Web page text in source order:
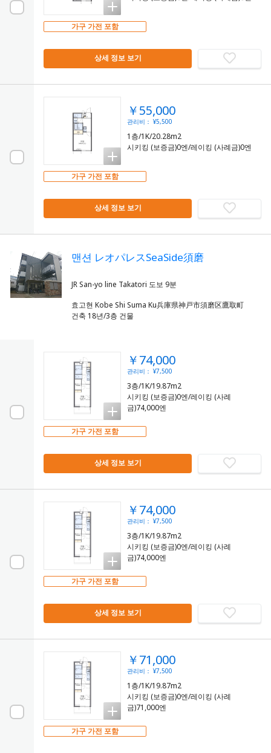
가구 가전 포함
상세 정보 보기
￥55,000
관리비： ¥5,500
1층/1K/20.28m2
시키킹 (보증금)0엔/레이킹 (사례금)0엔
가구 가전 포함
상세 정보 보기
맨션 レオパレスSeaSide須磨
효고현 Kobe Shi Suma Ku兵庫県神戸市須磨区鷹取町
건축 18년/3층 건물
￥74,000
관리비： ¥7,500
3층/1K/19.87m2
시키킹 (보증금)0엔/레이킹 (사례
금)74,000엔
가구 가전 포함
상세 정보 보기
￥74,000
관리비： ¥7,500
3층/1K/19.87m2
시키킹 (보증금)0엔/레이킹 (사례
금)74,000엔
가구 가전 포함
상세 정보 보기
￥71,000
관리비： ¥7,500
1층/1K/19.87m2
시키킹 (보증금)0엔/레이킹 (사례
금)71,000엔
가구 가전 포함